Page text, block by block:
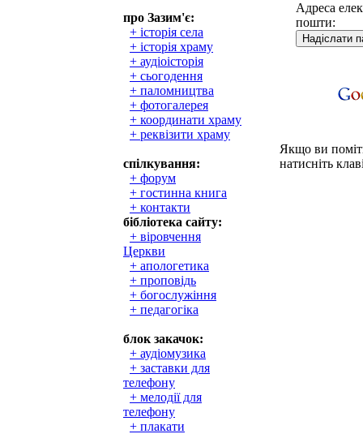
про Зазим'є:
+ історія села
+ історія храму
+ аудіоісторія
+ сьогодення
+ паломництва
+ фотогалерея
+ координати храму
+ реквізити храму
спілкування:
+ форум
+ гостинна книга
+ контакти
бібліотека сайту:
+ віровчення
Церкви
+ апологетика
+ проповідь
+ богослужіння
+ педагогіка
блок закачок:
+ аудіомузика
+ заставки для
телефону
+ мелодії для
телефону
+ плакати
Адреса
пошти:
Якщо ви
натисніть